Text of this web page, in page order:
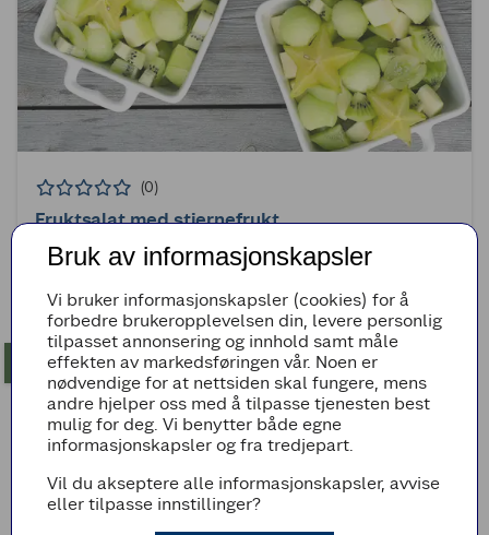
(0)
Fruktsalat med stjernefrukt
Bruk av informasjonskapsler
Vi bruker informasjonskapsler (cookies) for å
forbedre brukeropplevelsen din, levere personlig
tilpasset annonsering og innhold samt måle
effekten av markedsføringen vår. Noen er
nødvendige for at nettsiden skal fungere, mens
andre hjelper oss med å tilpasse tjenesten best
mulig for deg. Vi benytter både egne
informasjonskapsler og fra tredjepart.
Vil du akseptere alle informasjonskapsler, avvise
eller tilpasse innstillinger?